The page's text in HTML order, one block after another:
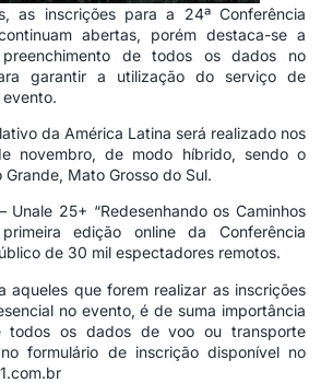
as inscrições para a 24ª Conferência
abertas, porém destaca-se a
de todos os dados no
garantir a utilização do serviço de
da América Latina será realizado nos
novembro, de modo híbrido, sendo o
Mato Grosso do Sul.
Unale 25+ “Redesenhando os Caminhos
edição online da Conferência
de 30 mil espectadores remotos.
aqueles que forem realizar as inscrições
no evento, é de suma importância
todos os dados de voo ou transporte
formulário de inscrição disponível no